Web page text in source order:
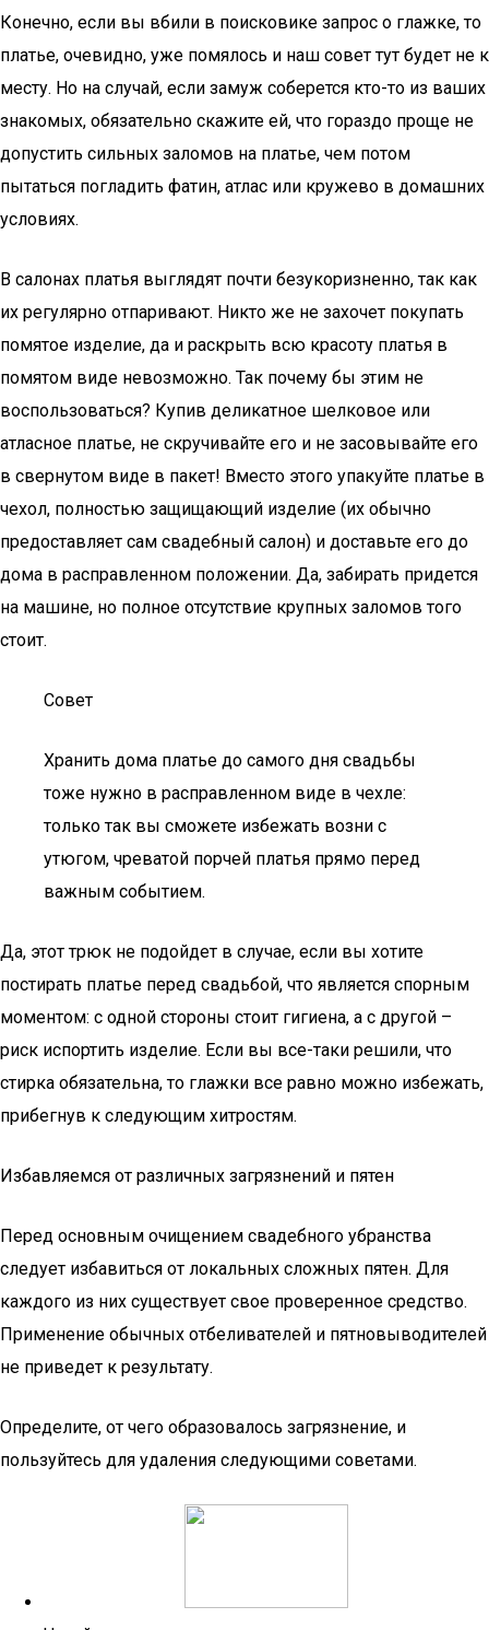
Конечно, если вы вбили в поисковике запрос о глажке, то
платье, очевидно, уже помялось и наш совет тут будет не к
месту. Но на случай, если замуж соберется кто-то из ваших
знакомых, обязательно скажите ей, что гораздо проще не
допустить сильных заломов на платье, чем потом
пытаться погладить фатин, атлас или кружево в домашних
условиях.
В салонах платья выглядят почти безукоризненно, так как
их регулярно отпаривают. Никто же не захочет покупать
помятое изделие, да и раскрыть всю красоту платья в
помятом виде невозможно. Так почему бы этим не
воспользоваться? Купив деликатное шелковое или
атласное платье, не скручивайте его и не засовывайте его
в свернутом виде в пакет! Вместо этого упакуйте платье в
чехол, полностью защищающий изделие (их обычно
предоставляет сам свадебный салон) и доставьте его до
дома в расправленном положении. Да, забирать придется
на машине, но полное отсутствие крупных заломов того
стоит.
Совет
Хранить дома платье до самого дня свадьбы
тоже нужно в расправленном виде в чехле:
только так вы сможете избежать возни с
утюгом, чреватой порчей платья прямо перед
важным событием.
Да, этот трюк не подойдет в случае, если вы хотите
постирать платье перед свадьбой, что является спорным
моментом: с одной стороны стоит гигиена, а с другой –
риск испортить изделие. Если вы все-таки решили, что
стирка обязательна, то глажки все равно можно избежать,
прибегнув к следующим хитростям.
Избавляемся от различных загрязнений и пятен
Перед основным очищением свадебного убранства
следует избавиться от локальных сложных пятен. Для
каждого из них существует свое проверенное средство.
Применение обычных отбеливателей и пятновыводителей
не приведет к результату.
Определите, от чего образовалось загрязнение, и
пользуйтесь для удаления следующими советами.